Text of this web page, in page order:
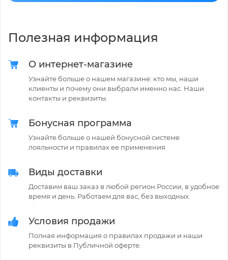
Полезная информация
О интернет-магазине
Узнайте больше о нашем магазине: кто мы, наши
клиенты и почему они выбрали именно нас. Наши
контакты и реквизиты.
Бонусная программа
Узнайте больше о нашей бонусной системе
лояльности и правилах ее применения
Виды доставки
Доставим ваш заказ в любой регион России, в удобное
время и день. Работаем для вас, без выходных.
Условия продажи
Полная информация о правилах продажи и наши
реквизиты в Публичной оферте.